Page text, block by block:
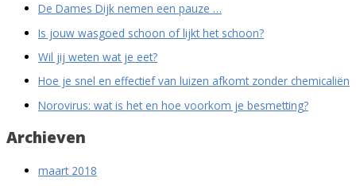
De Dames Dijk nemen een pauze …
Is jouw wasgoed schoon of lijkt het schoon?
Wil jij weten wat je eet?
Hoe je snel en effectief van luizen afkomt zonder chemicaliën
Norovirus: wat is het en hoe voorkom je besmetting?
Archieven
maart 2018